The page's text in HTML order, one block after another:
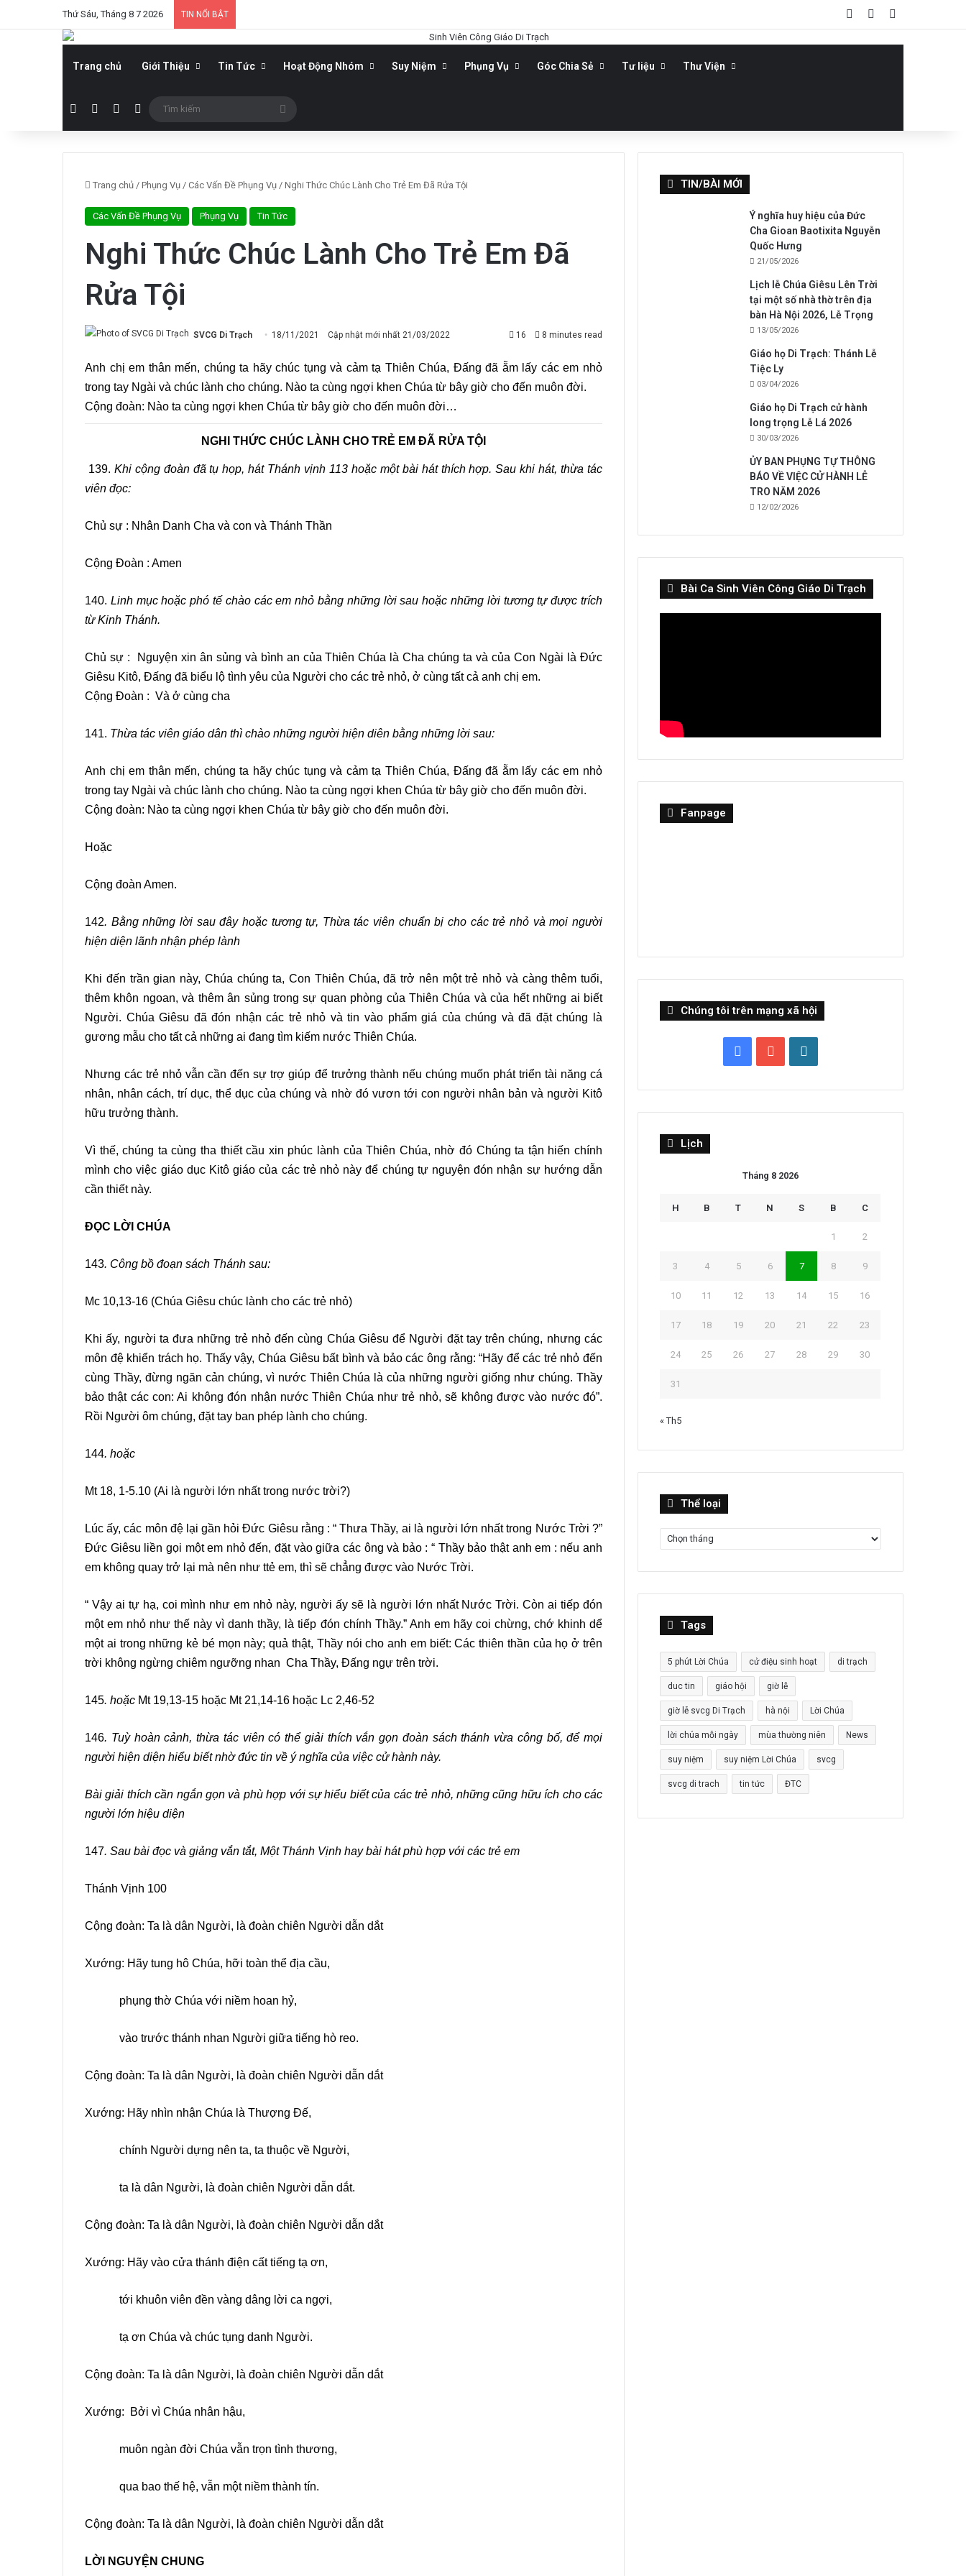
Thứ Sáu, Tháng 8 7 2026 TIN NỔI BẬT Log In Bài viết ngẫu
Trang chủ Giới Thiệu Tin Tức Hoạt Động Nhóm Suy Niệm Phụng Vụ Góc Chia Sẻ Tư liệu Thư Viện
FacebookYouTubeWordPress
Sidebar
Tìm
kiếm
Trang chủ / Phụng Vụ / Các Vấn Đề Phụng Vụ / Nghi Thức Chúc Lành Cho Trẻ Em Đã Rửa Tội
Các Vấn Đề Phụng Vụ Phụng Vụ Tin Tức
Nghi Thức Chúc Lành Cho Trẻ Em Đã
Rửa Tội
SVCG Di Trạch 18/11/2021 Cập nhật mới nhất 21/03/2022 16 8 minutes read
Anh chị em thân mến, chúng ta hãy chúc tụng và cảm tạ Thiên Chúa, Đấng đã ẵm lấy các em nhỏ
trong tay Ngài và chúc lành cho chúng. Nào ta cùng ngợi khen Chúa từ bây giờ cho đến muôn đời.
Cộng đoàn: Nào ta cùng ngợi khen Chúa từ bây giờ cho đến muôn đời…
NGHI THỨC CHÚC LÀNH CHO TRẺ EM ĐÃ RỬA TỘI
139. Khi cộng đoàn đã tụ họp, hát Thánh vịnh 113 hoặc một bài hát thích hợp. Sau khi hát, thừa tác
viên đọc:
Chủ sự : Nhân Danh Cha và con và Thánh Thần
Cộng Đoàn : Amen
140. Linh mục hoặc phó tế chào các em nhỏ bằng những lời sau hoặc những lời tương tự được trích
từ Kinh Thánh.
Chủ sự :
Nguyện xin ân sủng và bình an của Thiên Chúa là Cha chúng ta và của Con Ngài là Đức
Giêsu Kitô, Đấng đã biểu lộ tình yêu của Người cho các trẻ nhỏ, ở cùng tất cả anh chị em.
Cộng Đoàn : Và ở cùng cha
141. Thừa tác viên giáo dân thì chào những người hiện diên bằng những lời sau:
Anh chị em thân mến, chúng ta hãy chúc tụng và cảm tạ Thiên Chúa, Đấng đã ẵm lấy các em nhỏ
trong tay Ngài và chúc lành cho chúng. Nào ta cùng ngợi khen Chúa từ bây giờ cho đến muôn đời.
Cộng đoàn: Nào ta cùng ngợi khen Chúa từ bây giờ cho đến muôn đời.
Hoặc
Cộng đoàn Amen.
142. Bằng những lời sau đây hoặc tương tự, Thừa tác viên chuẩn bị cho các trẻ nhỏ và mọi người
hiện diện lãnh nhận phép lành
Khi đến trần gian này, Chúa chúng ta, Con Thiên Chúa, đã trở nên một trẻ nhỏ và càng thêm tuổi,
thêm khôn ngoan, và thêm ân sủng trong sự quan phòng của Thiên Chúa và của hết những ai biết
Người. Chúa Giêsu đã đón nhận các trẻ nhỏ và tin vào phẩm giá của chúng và đã đặt chúng là
gương mẫu cho tất cả những ai đang tìm kiếm nước Thiên Chúa.
Nhưng các trẻ nhỏ vẫn cần đến sự trợ giúp để trưởng thành nếu chúng muốn phát triển tài năng cá
nhân, nhân cách, trí dục, thể dục của chúng và nhờ đó vươn tới con người nhân bản và người Kitô
hữu trưởng thành.
Vì thế, chúng ta cùng tha thiết cầu xin phúc lành của Thiên Chúa, nhờ đó Chúng ta tận hiến chính
mình cho việc giáo dục Kitô giáo của các trẻ nhỏ này để chúng tự nguyện đón nhận sự hướng dẫn
cần thiết này.
ĐỌC LỜI CHÚA
143. Công bồ đoạn sách Thánh sau:
Mc 10,13-16 (Chúa Giêsu chúc lành cho các trẻ nhỏ)
Khi ấy, người ta đưa những trẻ nhỏ đến cùng Chúa Giêsu để Người đặt tay trên chúng, nhưng các
môn đệ khiển trách họ. Thấy vậy, Chúa Giêsu bất bình và bảo các ông rằng: “Hãy để các trẻ nhỏ đến
cùng Thầy, đừng ngăn cản chúng, vì nước Thiên Chúa là của những người giống như chúng. Thầy
bảo thật các con: Ai không đón nhận nước Thiên Chúa như trẻ nhỏ, sẽ không được vào nước đó”.
Rồi Người ôm chúng, đặt tay ban phép lành cho chúng.
144. hoặc
Mt 18, 1-5.10 (Ai là người lớn nhất trong nước trời?)
Lúc ấy, các môn đệ lại gần hỏi Đức Giêsu rằng : “ Thưa Thầy, ai là người lớn nhất trong Nước Trời ?”
Đức Giêsu liền gọi một em nhỏ đến, đặt vào giữa các ông và bảo : “ Thầy bảo thật anh em : nếu anh
em không quay trở lại mà nên như ttẻ em, thì sẽ chẳng được vào Nước Trời.
“ Vậy ai tự hạ, coi mình như em nhỏ này, người ấy sẽ là người lớn nhất Nước Trời. Còn ai tiếp đón
một em nhỏ như thế này vì danh thầy, là tiếp đón chính Thầy.” Anh em hãy coi chừng, chớ khinh dể
một ai trong những kẻ bé mọn này; quả thật, Thầy nói cho anh em biết: Các thiên thần của họ ở trên
trời không ngừng chiêm ngưỡng nhan Cha Thầy, Đấng ngự trên trời.
145. hoặc Mt 19,13-15 hoặc Mt 21,14-16 hoặc Lc 2,46-52
146. Tuỳ hoàn cảnh, thừa tác viên có thể giải thích vắn gọn đoàn sách thánh vừa công bố, để mọi
người hiện diện hiểu biết nhờ đức tin về ý nghĩa của việc cử hành này.
Bài giải thích cần ngắn gọn và phù hợp với sự hiểu biết của các trẻ nhỏ, những cũng hữu ích cho các
người lớn hiệu diện
147. Sau bài đọc và giảng vắn tắt, Một Thánh Vịnh hay bài hát phù hợp với các trẻ em
Thánh Vịnh 100
Cộng đoàn: Ta là dân Người, là đoàn chiên Người dẫn dắt
Xướng: Hãy tung hô Chúa, hỡi toàn thể địa cầu,
phụng thờ Chúa với niềm hoan hỷ,
vào trước thánh nhan Người giữa tiếng hò reo.
Cộng đoàn: Ta là dân Người, là đoàn chiên Người dẫn dắt
Xướng: Hãy nhìn nhận Chúa là Thượng Đế,
chính Người dựng nên ta, ta thuộc về Người,
ta là dân Người, là đoàn chiên Người dẫn dắt.
Cộng đoàn: Ta là dân Người, là đoàn chiên Người dẫn dắt
Xướng: Hãy vào cửa thánh điện cất tiếng tạ ơn,
tới khuôn viên đền vàng dâng lời ca ngợi,
tạ ơn Chúa và chúc tụng danh Người.
Cộng đoàn: Ta là dân Người, là đoàn chiên Người dẫn dắt
Xướng: Bởi vì Chúa nhân hậu,
muôn ngàn đời Chúa vẫn trọn tình thương,
qua bao thế hệ, vẫn một niềm thành tín.
Cộng đoàn: Ta là dân Người, là đoàn chiên Người dẫn dắt
LỜI NGUYỆN CHUNG
TIN/BÀI MỚI
Ý nghĩa huy hiệu của Đức
Cha Gioan Baotixita Nguyễn
Quốc Hưng
21/05/2026
Lịch lễ Chúa Giêsu Lên Trời
tại một số nhà thờ trên địa
bàn Hà Nội 2026, Lễ Trọng
13/05/2026
Giáo họ Di Trạch: Thánh Lễ
Tiệc Ly
03/04/2026
Giáo họ Di Trạch cử hành
long trọng Lễ Lá 2026
30/03/2026
ỦY BAN PHỤNG TỰ THÔNG
BÁO VỀ VIỆC CỬ HÀNH LỄ
TRO NĂM 2026
12/02/2026
Bài Ca Sinh Viên Công Giáo Di Trạch
Fanpage
Chúng tôi trên mạng xã hội
FacebookYouTube
Lịch
Tháng 8 2026
H B T N S B C
1 2
3 4 5 6 7 8 9
10 11 12 13 14 15 16
17 18 19 20 21 22 23
24 25 26 27 28 29 30
31
« Th5
Thể loại
loại
Tags
5 phút Lời Chúa cử điệu sinh hoạt di trạch
duc tin giáo hội giờ lễ
giờ lễ svcg Di Trạch hà nội Lời Chúa
lời chúa mỗi ngày mùa thường niên News
suy niệm suy niệm Lời Chúa svcg
svcg di trach tin tức ĐTC